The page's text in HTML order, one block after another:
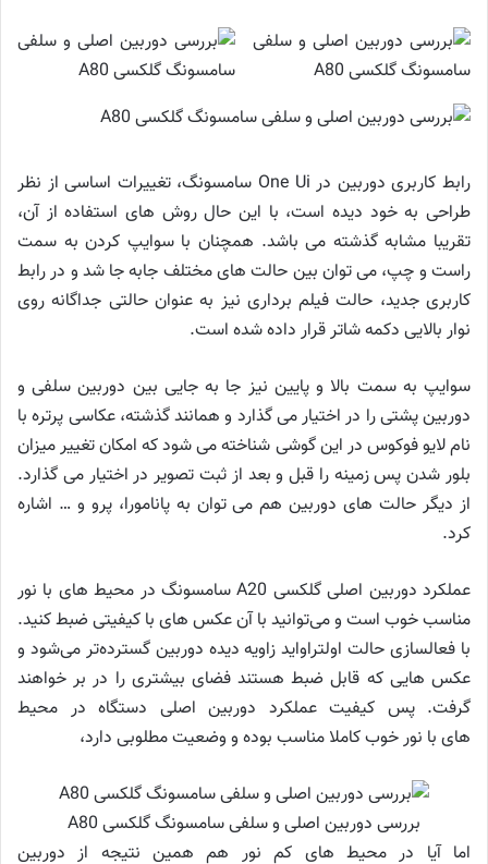
رابط کاربری دوربین در One Ui سامسونگ، تغییرات اساسی از نظر
طراحی به خود دیده است، با این حال روش های استفاده از آن،
تقریبا مشابه گذشته می باشد. همچنان با سوایپ کردن به سمت
راست و چپ، می توان بین حالت های مختلف جابه جا شد و در رابط
کاربری جدید، حالت فیلم برداری نیز به عنوان حالتی جداگانه روی
نوار بالایی دکمه شاتر قرار داده شده است.
سوایپ به سمت بالا و پایین نیز جا به جایی بین دوربین سلفی و
دوربین پشتی را در اختیار می گذارد و همانند گذشته، عکاسی پرتره با
نام لایو فوکوس در این گوشی شناخته می شود که امکان تغییر میزان
بلور شدن پس زمینه را قبل و بعد از ثبت تصویر در اختیار می گذارد.
از دیگر حالت های دوربین هم می توان به پانامورا، پرو و … اشاره
کرد.
عملکرد دوربین اصلی گلکسی A20 سامسونگ در محیط های با نور
مناسب خوب است و می‌توانید با آن عکس های با کیفیتی ضبط کنید.
با فعالسازی حالت اولتراواید زاویه دیده دوربین گسترده‌تر می‌شود و
عکس هایی که قابل ضبط هستند فضای بیشتری را در بر خواهند
گرفت. پس کیفیت عملکرد دوربین اصلی دستگاه در محیط
های با نور خوب کاملا مناسب بوده و وضعیت مطلوبی دارد،
بررسی دوربین اصلی و سلفی سامسونگ گلکسی A80
اما آیا در محیط های کم نور هم همین نتیجه از دوربین